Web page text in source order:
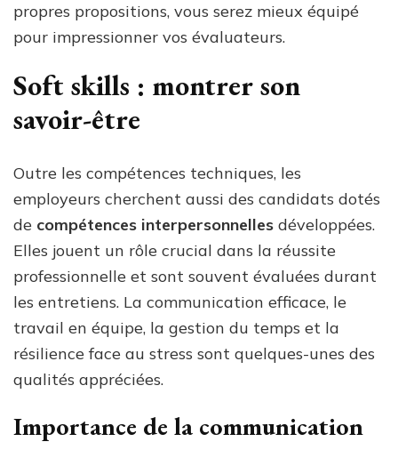
propres propositions, vous serez mieux équipé
pour impressionner vos évaluateurs.
Soft skills : montrer son
savoir-être
Outre les compétences techniques, les
employeurs cherchent aussi des candidats dotés
de compétences interpersonnelles développées.
Elles jouent un rôle crucial dans la réussite
professionnelle et sont souvent évaluées durant
les entretiens. La communication efficace, le
travail en équipe, la gestion du temps et la
résilience face au stress sont quelques-unes des
qualités appréciées.
Importance de la communication